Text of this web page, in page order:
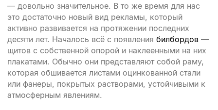
— довольно значительное. В то же время для нас
это достаточно новый вид рекламы, который
активно развивается на протяжении последних
десяти лет. Началось всё с появления билбордов —
щитов с собственной опорой и наклеенными на них
плакатами. Обычно они представляют собой раму,
которая обшивается листами оцинкованной стали
или фанеры, покрытых растворами, устойчивыми к
атмосферным явлениям.